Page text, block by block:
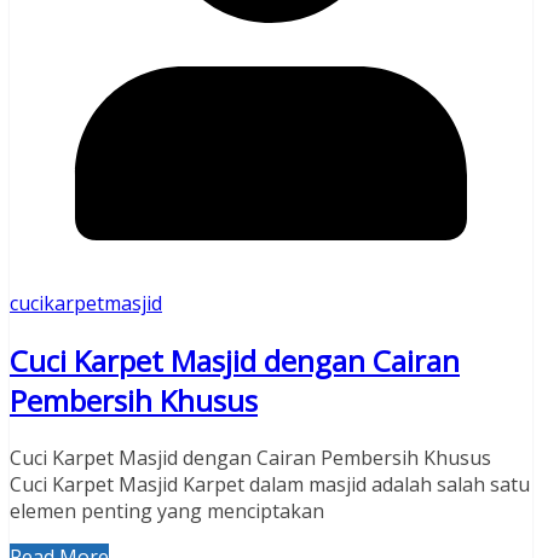
cucikarpetmasjid
Cuci Karpet Masjid dengan Cairan
Pembersih Khusus
Cuci Karpet Masjid dengan Cairan Pembersih Khusus
Cuci Karpet Masjid Karpet dalam masjid adalah salah satu
elemen penting yang menciptakan